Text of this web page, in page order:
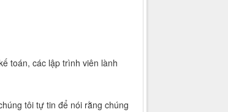
toán, các lập trình viên lành
tôi tự tin để nói rằng chúng